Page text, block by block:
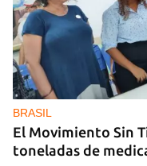
BRASIL
El Movimiento Sin
toneladas de